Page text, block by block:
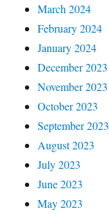
March 2024
February 2024
January 2024
December 2023
November 2023
October 2023
September 2023
August 2023
July 2023
June 2023
May 2023